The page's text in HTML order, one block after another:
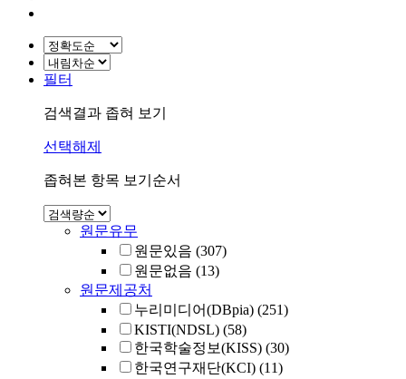
필터
검색결과 좁혀 보기
선택해제
좁혀본 항목 보기순서
원문유무
원문있음 (307)
원문없음 (13)
원문제공처
누리미디어(DBpia) (251)
KISTI(NDSL) (58)
한국학술정보(KISS) (30)
한국연구재단(KCI) (11)